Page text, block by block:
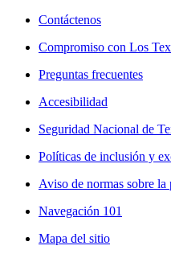
Contáctenos
Compromiso con Los
Preguntas frecuentes
Accesibilidad
Seguridad Nacional de
Políticas de inclusión y
Aviso de normas sobre la
Navegación 101
Mapa del sitio